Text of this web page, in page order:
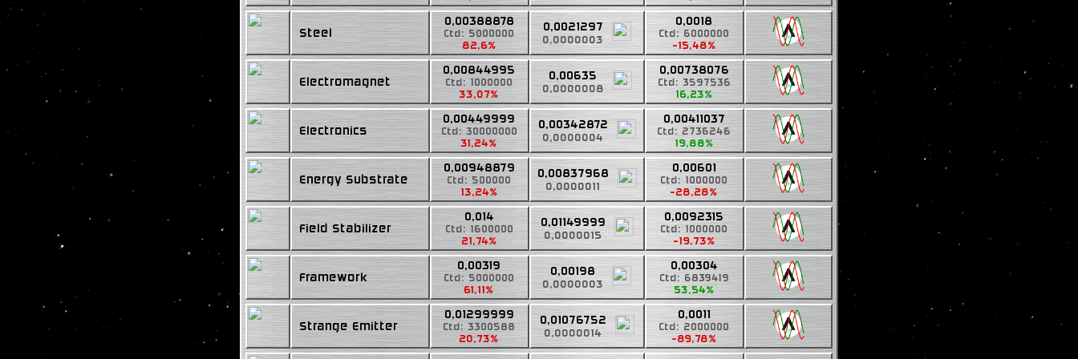
Steel
0,00388878
Ctd: 5000000
82,6%
0,0021297
0,0000003
0,0018
Ctd: 6000000
-15,48%
Electromagnet
0,00844995
Ctd: 1000000
33,07%
0,00635
0,0000008
0,00738076
Ctd: 3597536
16,23%
Electronics
0,00449999
Ctd: 30000000
31,24%
0,00342872
0,0000004
0,00411037
Ctd: 2736246
19,88%
Energy Substrate
0,00948879
Ctd: 500000
13,24%
0,00837968
0,0000011
0,00601
Ctd: 1000000
-28,28%
Field Stabilizer
0,014
Ctd: 1600000
21,74%
0,01149999
0,0000015
0,0092315
Ctd: 1000000
-19,73%
Framework
0,00319
Ctd: 5000000
61,11%
0,00198
0,0000003
0,00304
Ctd: 6839419
53,54%
Strange Emitter
0,01299999
Ctd: 3300588
20,73%
0,01076752
0,0000014
0,0011
Ctd: 2000000
-89,78%